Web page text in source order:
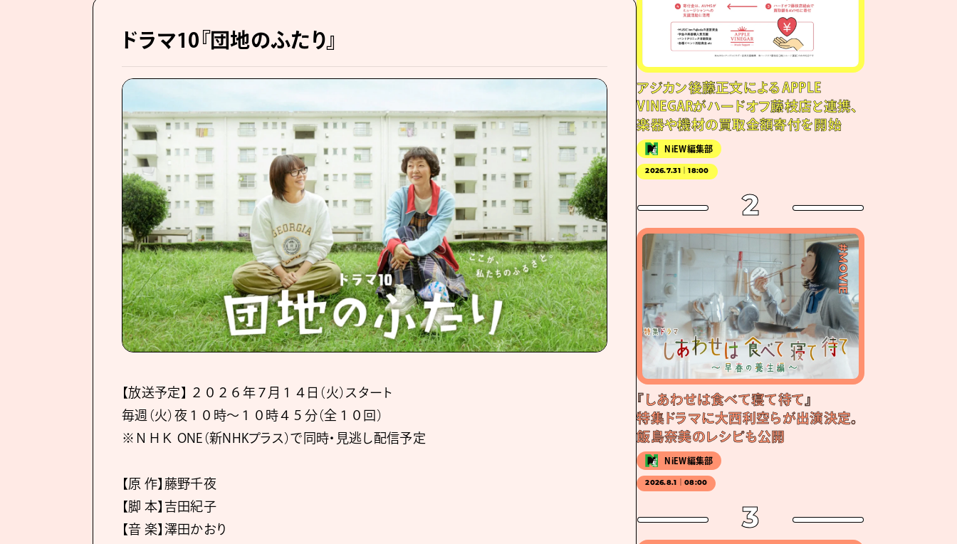
ドラマ10『団地のふたり』
【放送予定】 ２０２６年７月１４日（火）スタート
毎週（火）夜１０時～１０時４５分（全１０回）
※ＮＨＫ ONE（新NHKプラス）で同時・見逃し配信予定
【原 作】藤野千夜
【脚 本】吉田紀子
【音 楽】澤田かおり
アジカン後藤正文によるAPPLE
VINEGARがハードオフ藤枝店と連携、
楽器や機材の買取金額寄付を開始
NiEW編集部
2026.7.31｜18:00
2
#MOVIE
『しあわせは食べて寝て待て』
特集ドラマに大西利空らが出演決定。
飯島奈美のレシピも公開
NiEW編集部
2026.8.1｜08:00
3